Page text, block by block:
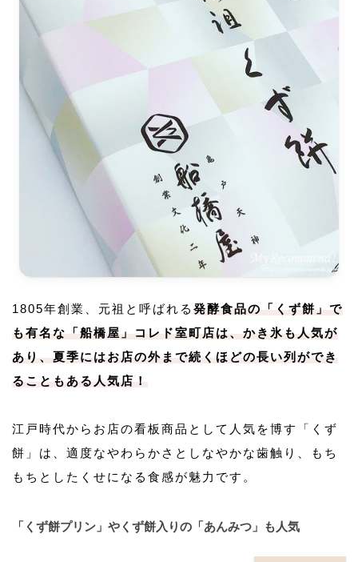
1805年創業、元祖と呼ばれる 発酵食品の「くず餅」で
も有名な「船橋屋」コレド室町店は、かき氷も人気が
あり、夏季にはお店の外まで続くほどの長い列ができ
ることもある人気店！
江戸時代からお店の看板商品として人気を博す「くず
餅」は、適度なやわらかさとしなやかな歯触り、もち
もちとしたくせになる食感が魅力です。
「くず餅プリン」やくず餅入りの「あんみつ」も人気